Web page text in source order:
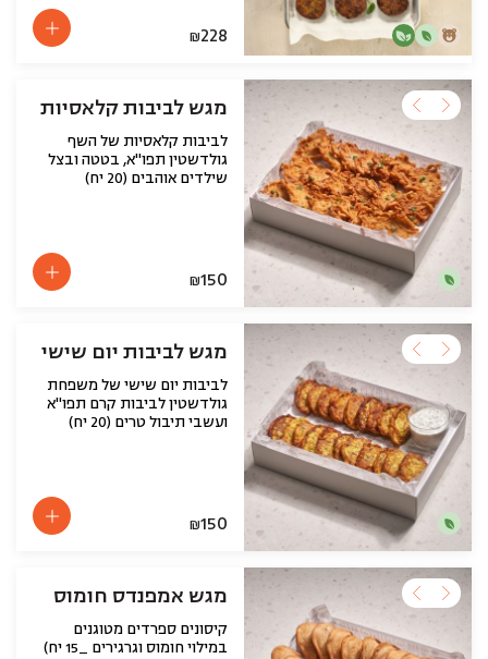
₪228
מגש לביבות קלאסיות
לביבות קלאסיות של השף
גולדשטין תפו"א, בטטה ובצל
שילדים אוהבים (20 יח)
₪150
מגש לביבות יום שישי
לביבות יום שישי של משפחת
גולדשטין לביבות קרם תפו"א
ועשבי תיבול טרים (20 יח)
₪150
מגש אמפנדס חומוס
קיסונים ספרדים מטוגנים
במילוי חומוס וגרגירים _15 יח)